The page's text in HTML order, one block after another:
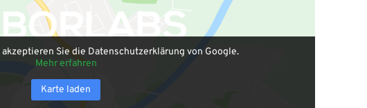
Sie die Datenschutzerklärung von Google.
Mehr erfahren
Karte laden